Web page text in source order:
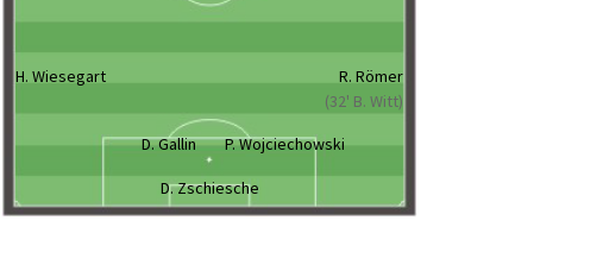
H. Wiesegart
R. Römer
(32' B. Witt)
D. Gallin
P. Wojciechowski
D. Zschiesche